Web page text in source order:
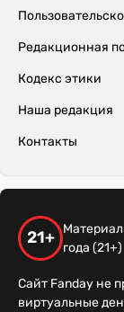
Редакционная
Кодекс этики
Наша редакция
Контакты
21+
года (21+)
Сайт Fanday не
виртуальные